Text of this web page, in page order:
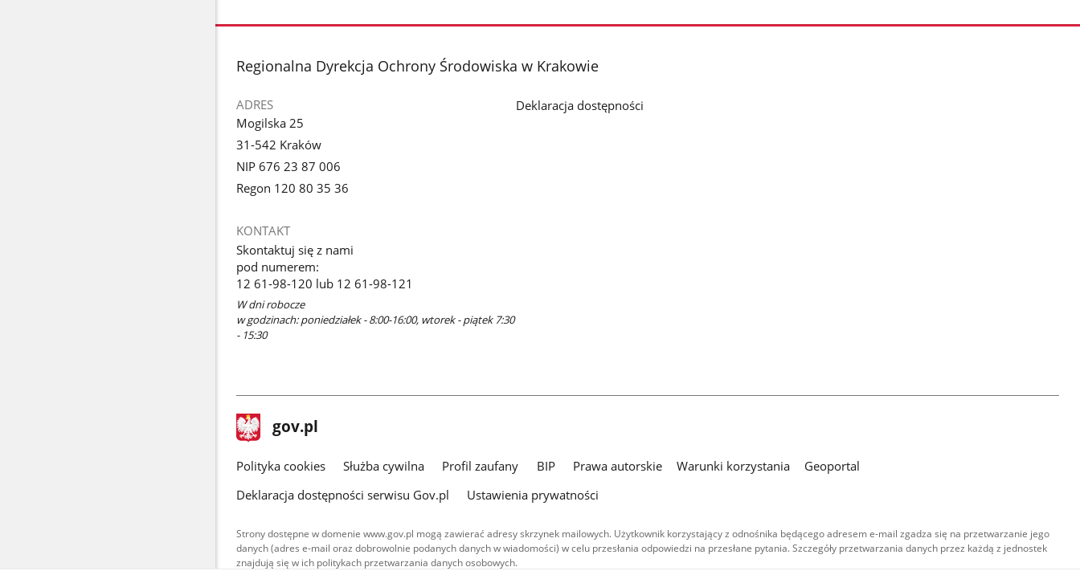
stopka
Regionalna Dyrekcja Ochrony Środowiska w Krakowie
ADRES
Mogilska 25
31-542 Kraków
NIP 676 23 87 006
Regon 120 80 35 36
KONTAKT
Skontaktuj się z nami
pod numerem:
12 61-98-120 lub 12 61-98-121
W dni robocze
w godzinach: poniedziałek - 8:00-16:00, wtorek - piątek 7:30
- 15:30
Deklaracja dostępności
stopka
gov.pl Strona
gov.pl
gov.pl
Polityka cookies Służba cywilna Profil zaufany BIP Prawa autorskie Warunki korzystania
Geoportal
Deklaracja dostępności serwisu Gov.pl
Ustawienia prywatności
Strony dostępne w domenie www.gov.pl mogą zawierać adresy skrzynek mailowych. Użytkownik korzystający z odnośnika będącego adresem e-mail zgadza się na przetwarzanie jego
danych (adres e-mail oraz dobrowolnie podanych danych w wiadomości) w celu przesłania odpowiedzi na przesłane pytania. Szczegóły przetwarzania danych przez każdą z jednostek
znajdują się w ich politykach przetwarzania danych osobowych.